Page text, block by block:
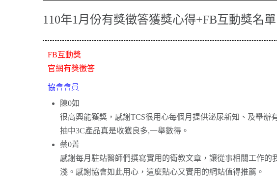
110年1月份有獎徵答獲獎心得+FB互動獎名單
FB互動獎
官網有獎徵答
協會會員
陳0如
很高興能獲獎，感謝TCS很用心每個月提供泌尿新知、及舉
抽中3C產品真是收獲良多,一舉數得。
蔡0菁
感謝每月駐站醫師們撰寫實用的衛教文章，讓從事相關工作
淺。感謝協會如此用心，這麼貼心又實用的網站值得推薦。